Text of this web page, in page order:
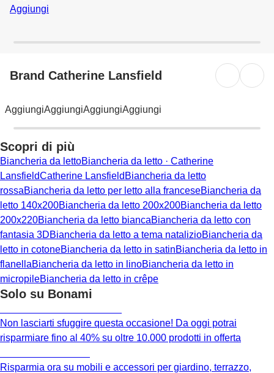
Aggiungi
Brand Catherine Lansfield
AggiungiAggiungiAggiungiAggiungi
Scopri di più
Biancheria da lettoBiancheria da letto · Catherine
LansfieldCatherine Lansfield Biancheria da letto
rossaBiancheria da letto per letto alla franceseBiancheria da
letto 140x200Biancheria da letto 200x200Biancheria da letto
200x220Biancheria da letto biancaBiancheria da letto con
fantasia 3DBiancheria da letto a tema natalizioBiancheria da
letto in cotoneBiancheria da letto in satinBiancheria da letto in
flanellaBiancheria da letto in linoBiancheria da letto in
micropileBiancheria da letto in crêpe
Solo su Bonami
Non lasciarti sfuggire questa occasione! Da oggi potrai
risparmiare fino al 40% su oltre 10.000 prodotti in offerta
Risparmia ora su mobili e accessori per giardino, terrazzo,